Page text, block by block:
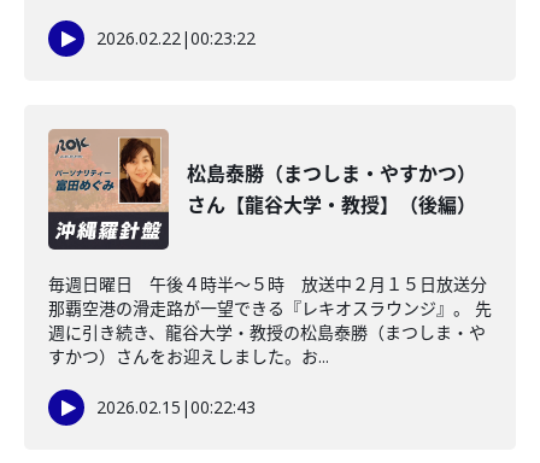
2026.02.22|00:23:22
松島泰勝（まつしま・やすかつ）
さん【龍谷大学・教授】（後編）
毎週日曜日 午後４時半～５時 放送中２月１５日放送分
那覇空港の滑走路が一望できる『レキオスラウンジ』。 先
週に引き続き、龍谷大学・教授の松島泰勝（まつしま・や
すかつ）さんをお迎えしました。お...
2026.02.15 |00:22:43